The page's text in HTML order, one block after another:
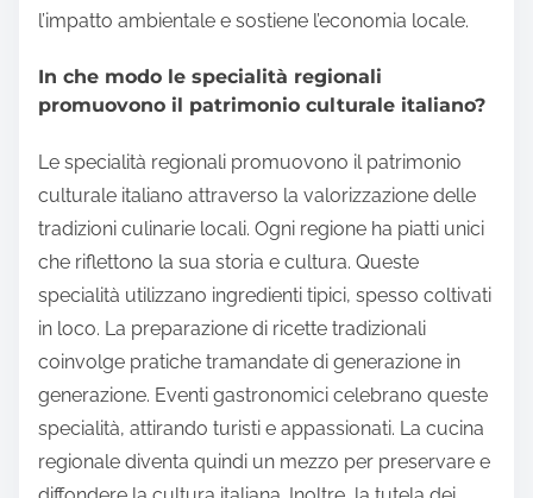
l’impatto ambientale e sostiene l’economia locale.
In che modo le specialità regionali
promuovono il patrimonio culturale italiano?
Le specialità regionali promuovono il patrimonio
culturale italiano attraverso la valorizzazione delle
tradizioni culinarie locali. Ogni regione ha piatti unici
che riflettono la sua storia e cultura. Queste
specialità utilizzano ingredienti tipici, spesso coltivati
in loco. La preparazione di ricette tradizionali
coinvolge pratiche tramandate di generazione in
generazione. Eventi gastronomici celebrano queste
specialità, attirando turisti e appassionati. La cucina
regionale diventa quindi un mezzo per preservare e